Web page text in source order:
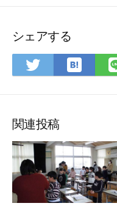
シェアする
Twitter
で
ア
は
て
ク
マ
ー
ク
に
関連投稿